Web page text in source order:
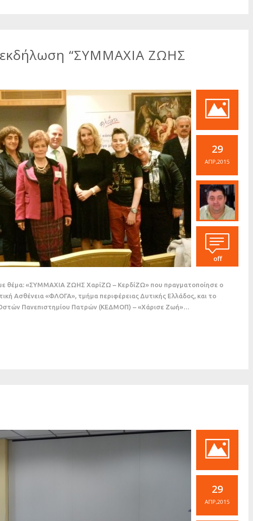
“ΣΥΜΜΑΧΙΑ ΖΩΗΣ
29
ΑΠΡ,2015
off
θέμα: «ΣΥΜΜΑΧΙΑ ΖΩΗΣ ΧαρίΖΩ – ΚερδίΖΩ» που πραγματοποίησε ο
Ασθένεια «ΦΛΟΓΑ», τμήμα περιφέρειας Δυτικής Ελλάδος, και το
Πανεπιστημίου Πατρών (ΚΕΔΜΟΠ) – «Χάρισε Ζωή»…
29
ΑΠΡ,2015